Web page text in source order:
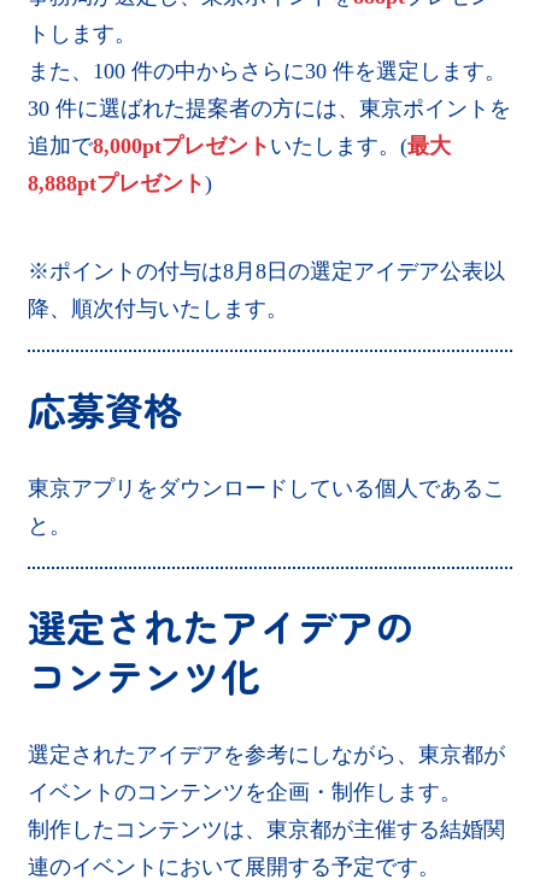
トします。
また、100 件の中からさらに30 件を選定します。
30 件に選ばれた提案者の方には、東京ポイントを
追加で8,000ptプレゼント いたします。(最大
8,888ptプレゼント)
※ポイントの付与は8月8日の選定アイデア公表以
降、順次付与いたします。
応募資格
東京アプリをダウンロードしている個人であるこ
と。
選定されたアイデアの
コンテンツ化
選定されたアイデアを参考にしながら、東京都が
イベントのコンテンツを企画・制作します。
制作したコンテンツは、東京都が主催する結婚関
連のイベントにおいて展開する予定です。